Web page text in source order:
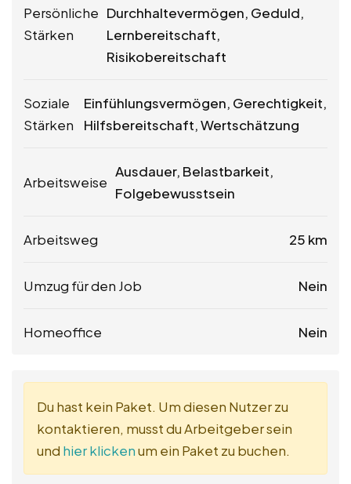
Persönliche
Stärken
Durchhaltevermögen, Geduld,
Lernbereitschaft,
Risikobereitschaft
Soziale
Stärken
Einfühlungsvermögen, Gerechtigkeit,
Hilfsbereitschaft, Wertschätzung
Arbeitsweise
Ausdauer, Belastbarkeit,
Folgebewusstsein
Arbeitsweg 25 km
Umzug für den Job Nein
Homeoffice Nein
Du hast kein Paket. Um diesen Nutzer zu
kontaktieren, musst du Arbeitgeber sein
und hier klickenum ein Paket zu buchen.